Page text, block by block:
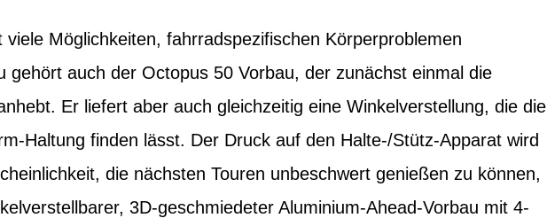
Möglichkeiten, fahrradspezifischen Körperproblemen
gehört auch der Octopus 50 Vorbau, der zunächst einmal die
Er liefert aber auch gleichzeitig eine Winkelverstellung, die die
Haltung finden lässt. Der Druck auf den Halte-/Stütz-Apparat wird
die nächsten Touren unbeschwert genießen zu können,
3D-geschmiedeter Aluminium-Ahead-Vorbau mit 4-